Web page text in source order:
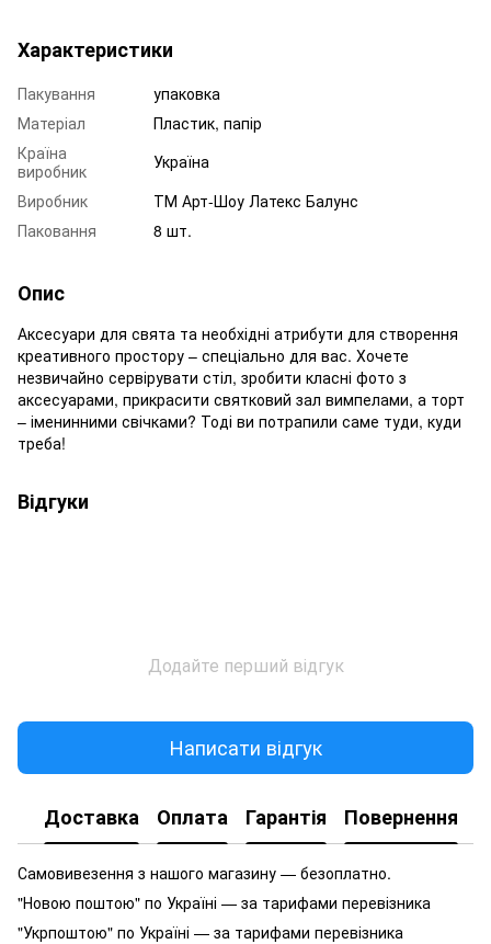
Характеристики
Пакування
упаковка
Матеріал
Пластик, папір
Країна
виробник
Україна
Виробник
ТМ Арт-Шоу Латекс Балунс
Паковання
8 шт.
Опис
Аксесуари для свята та необхідні атрибути для створення
креативного простору – спеціально для вас. Хочете
незвичайно сервірувати стіл, зробити класні фото з
аксесуарами, прикрасити святковий зал вимпелами, а торт
– іменинними свічками? Тоді ви потрапили саме туди, куди
треба!
Відгуки
Додайте перший відгук
Написати відгук
Доставка Оплата Гарантія Повернення
Самовивезення з нашого магазину — безоплатно.
"Новою поштою" по Україні — за тарифами перевізника
"Укрпоштою" по Україні — за тарифами перевізника